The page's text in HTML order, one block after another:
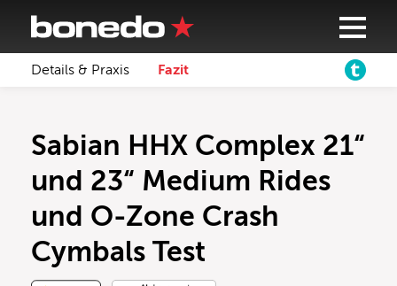
Details & Praxis Fazit
Sabian HHX Complex 21“
und 23“ Medium Rides
und O-Zone Crash
Cymbals Test